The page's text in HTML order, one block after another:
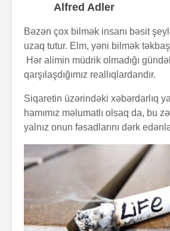
Alfred Adler
Bəzən çox bilmək insanı bəsit
uzaq tutur. Elm, yəni bilmək
Hər alimin müdrik olmadığı
qarşılaşdığımız reallıqlardandır.
Siqaretin üzərindəki xəbərdarlıq
hamımız məlumatlı olsaq da, bu
yalnız onun fəsadlarını dərk
yoxsa biz?